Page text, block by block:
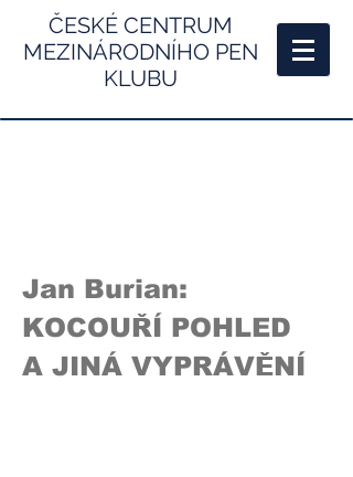
ČESKÉ CENTRUM
MEZINÁRODNÍHO PEN
KLUBU
Jan Burian:
KOCOUŘÍ POHLED
A JINÁ VYPRÁVĚNÍ